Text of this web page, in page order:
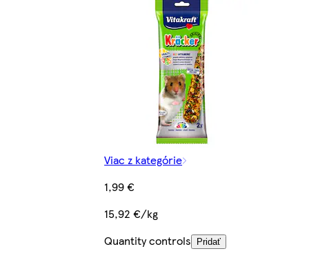
Viac z kategórie
1,99 €
15,92 €/kg
Quantity controls
Pridať